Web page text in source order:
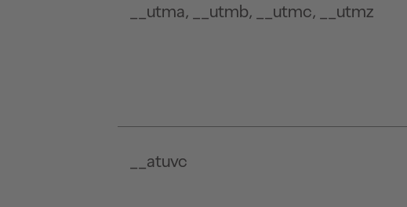
__utma, __utmb, __utmc, __utmz
__atuvc